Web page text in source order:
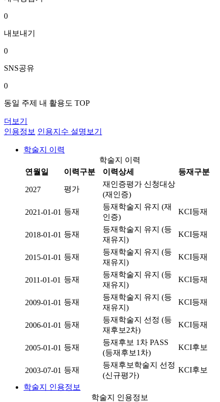
0
내보내기
0
SNS공유
0
동일 주제 내 활용도 TOP
더보기
인용정보 인용지수 설명보기
학술지 이력
학술지 이력
연월일
이력구분 이력상세 등재구분
2027 평가
재인증평가 신청대상
(재인증)
2021-01-01 등재
등재학술지 유지 (재
인증)
KCI등재
2018-01-01 등재
등재학술지 유지 (등
재유지)
KCI등재
2015-01-01 등재
등재학술지 유지 (등
재유지)
KCI등재
2011-01-01 등재
등재학술지 유지 (등
재유지)
KCI등재
2009-01-01 등재
등재학술지 유지 (등
재유지)
KCI등재
2006-01-01 등재
등재학술지 선정 (등
재후보2차)
KCI등재
2005-01-01 등재
등재후보 1차 PASS
(등재후보1차)
KCI후보
2003-07-01 등재
등재후보학술지 선정
(신규평가)
KCI후보
학술지 인용정보
학술지 인용정보